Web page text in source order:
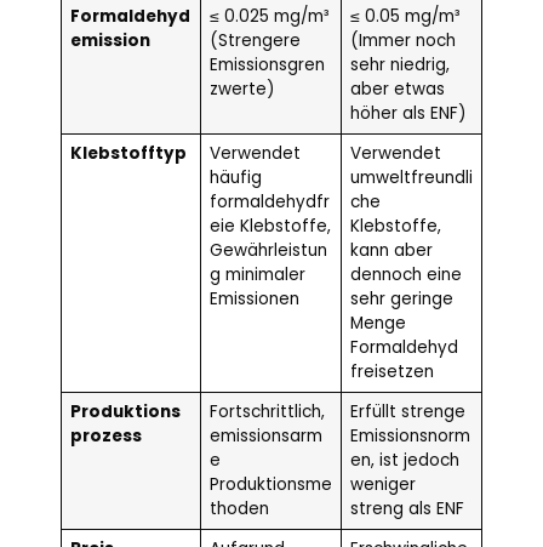
Formaldehyd
emission
≤ 0.025 mg/m³
(Strengere
Emissionsgren
zwerte)
≤ 0.05 mg/m³
(Immer noch
sehr niedrig,
aber etwas
höher als ENF)
Klebstofftyp
Verwendet
häufig
formaldehydfr
eie Klebstoffe,
Gewährleistun
g minimaler
Emissionen
Verwendet
umweltfreundli
che
Klebstoffe,
kann aber
dennoch eine
sehr geringe
Menge
Formaldehyd
freisetzen
Produktions
prozess
Fortschrittlich,
emissionsarm
e
Produktionsme
thoden
Erfüllt strenge
Emissionsnorm
en, ist jedoch
weniger
streng als ENF